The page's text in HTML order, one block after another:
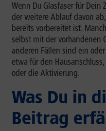
Wenn Du Glasfaser für Dein
der weitere Ablauf davon
bereits vorbereitet ist.
selbst mit der vorhandenen
anderen Fällen sind ein
etwa für den
oder die Aktivierung.
Was Du in
Beitrag